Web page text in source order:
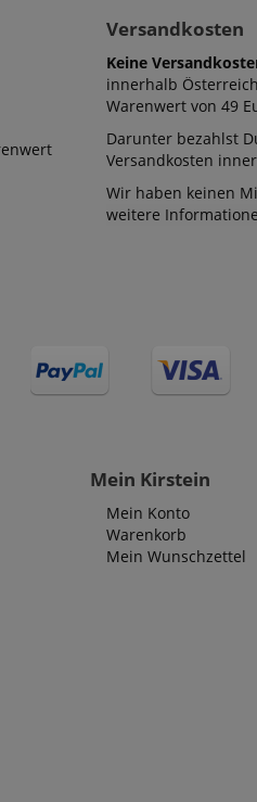
Versandkosten
Keine
innerhalb
Warenwert von 49
Darunter bezahlst
Versandkosten
Wir haben keinen
weitere
Mein Kirstein
Mein Konto
Warenkorb
Mein Wunschzettel